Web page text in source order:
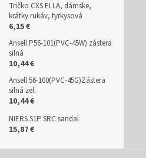
Tričko CXS ELLA, dámske,
krátky rukáv, tyrkysová
6,15 €
Ansell P56-101(PVC-45W) zástera
silná
10,44 €
Ansell 56-100(PVC-45G)Zástera
silná zel.
10,44 €
NIERS S1P SRC sandal
15,87 €